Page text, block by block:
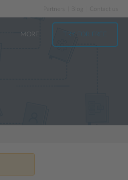
Partners
MORE TRY FOR FREE